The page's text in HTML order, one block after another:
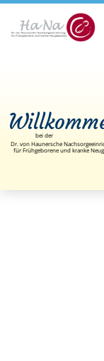
bei der
Dr. von Haunersche
für Frühgeborene und kranke